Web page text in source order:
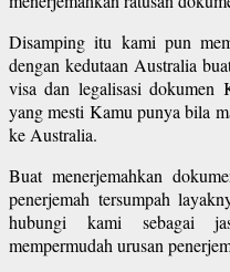
Disamping itu kami pun
dengan kedutaan Australia
visa dan legalisasi dokumen
yang mesti Kamu punya bila
ke Australia.
Buat menerjemahkan
penerjemah tersumpah
hubungi kami sebagai
mempermudah urusan